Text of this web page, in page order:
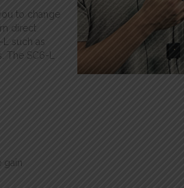
to change
direct
such as
SC6-L